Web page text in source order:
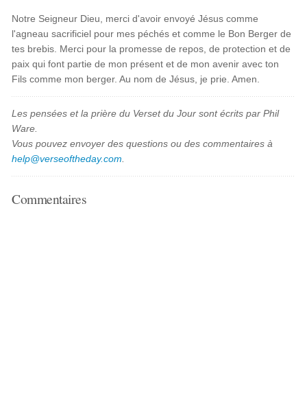
Notre Seigneur Dieu, merci d'avoir envoyé Jésus comme
l'agneau sacrificiel pour mes péchés et comme le Bon Berger de
tes brebis. Merci pour la promesse de repos, de protection et de
paix qui font partie de mon présent et de mon avenir avec ton
Fils comme mon berger. Au nom de Jésus, je prie. Amen.
Les pensées et la prière du Verset du Jour sont écrits par Phil
Ware.
Vous pouvez envoyer des questions ou des commentaires à
help@verseoftheday.com
Commentaires